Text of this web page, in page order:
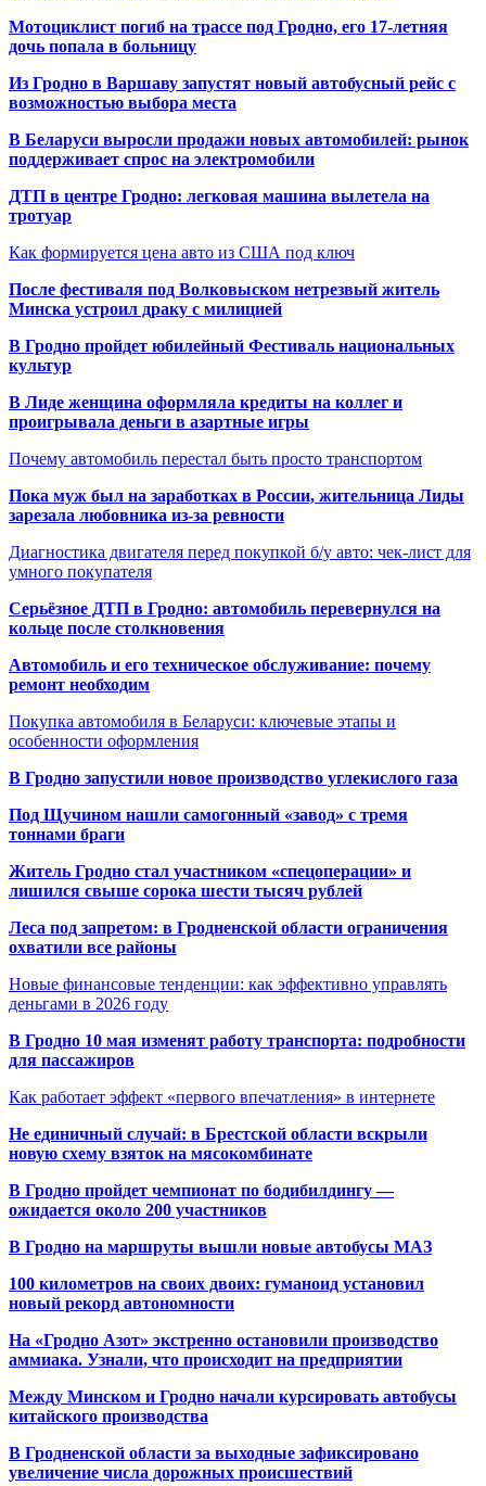
Мотоциклист погиб на трассе под Гродно, его 17-летняя
дочь попала в больницу
Из Гродно в Варшаву запустят новый автобусный рейс с
возможностью выбора места
В Беларуси выросли продажи новых автомобилей: рынок
поддерживает спрос на электромобили
ДТП в центре Гродно: легковая машина вылетела на
тротуар
Как формируется цена авто из США под ключ
После фестиваля под Волковыском нетрезвый житель
Минска устроил драку с милицией
В Гродно пройдет юбилейный Фестиваль национальных
культур
В Лиде женщина оформляла кредиты на коллег и
проигрывала деньги в азартные игры
Почему автомобиль перестал быть просто транспортом
Пока муж был на заработках в России, жительница Лиды
зарезала любовника из-за ревности
Диагностика двигателя перед покупкой б/у авто: чек-лист для
умного покупателя
Серьёзное ДТП в Гродно: автомобиль перевернулся на
кольце после столкновения
Автомобиль и его техническое обслуживание: почему
ремонт необходим
Покупка автомобиля в Беларуси: ключевые этапы и
особенности оформления
В Гродно запустили новое производство углекислого газа
Под Щучином нашли самогонный «завод» с тремя
тоннами браги
Житель Гродно стал участником «спецоперации» и
лишился свыше сорока шести тысяч рублей
Леса под запретом: в Гродненской области ограничения
охватили все районы
Новые финансовые тенденции: как эффективно управлять
деньгами в 2026 году
В Гродно 10 мая изменят работу транспорта: подробности
для пассажиров
Как работает эффект «первого впечатления» в интернете
Не единичный случай: в Брестской области вскрыли
новую схему взяток на мясокомбинате
В Гродно пройдет чемпионат по бодибилдингу —
ожидается около 200 участников
В Гродно на маршруты вышли новые автобусы МАЗ
100 километров на своих двоих: гуманоид установил
новый рекорд автономности
На «Гродно Азот» экстренно остановили производство
аммиака. Узнали, что происходит на предприятии
Между Минском и Гродно начали курсировать автобусы
китайского производства
В Гродненской области за выходные зафиксировано
увеличение числа дорожных происшествий